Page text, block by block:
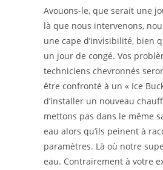
Avouons-le, que serait une
là que nous intervenons,
une cape d’invisibilité, bien
un jour de congé. Vos
techniciens chevronnés
être confronté à un « Ice
d’installer un nouveau
mettons pas dans le même
eau alors qu’ils peinent à
paramètres. Là où notre
eau. Contrairement à votre